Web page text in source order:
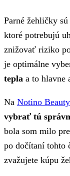
Parné žehličky
ktoré potrebujú
znižovať riziko
je optimálne
tepla a to hlavne
Na Notino
vybrať tú
bola som milo
po dočítaní tohto
zvažujete kúpu